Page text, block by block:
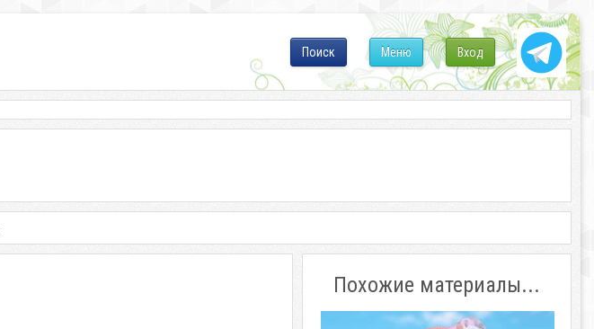
Вход
Меню
Поиск
Похожие материалы...